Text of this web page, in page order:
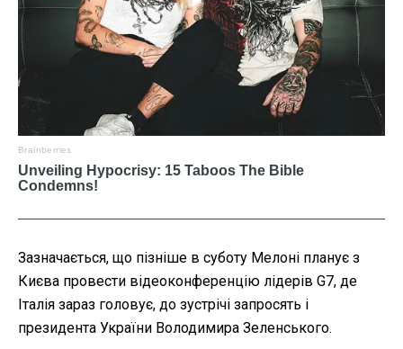
Зазначається, що пізніше в суботу Мелоні планує з
Києва провести відеоконференцію лідерів G7, де
Італія зараз головує, до зустрічі запросять і
президента України Володимира Зеленського.